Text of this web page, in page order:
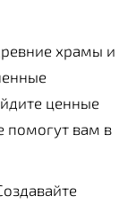
храмы и
ценные
помогут вам в